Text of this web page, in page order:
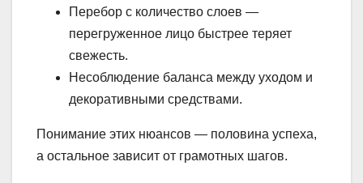
Перебор с количество слоев —
перегруженное лицо быстрее теряет
свежесть.
Несоблюдение баланса между уходом и
декоративными средствами.
Понимание этих нюансов — половина успеха,
а остальное зависит от грамотных шагов.